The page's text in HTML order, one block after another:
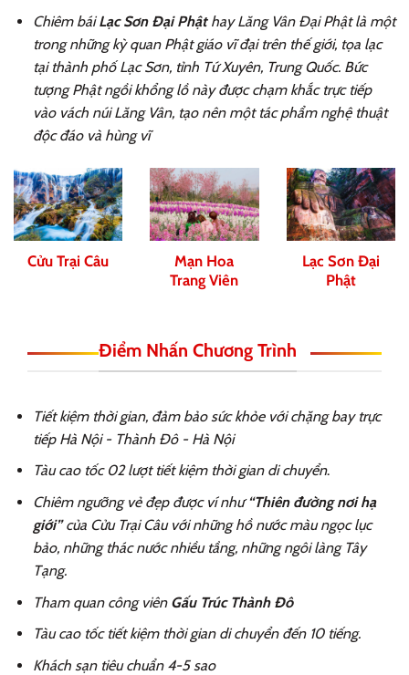
Chiêm báiLạc Sơn Đại Phậthay Lăng Vân Đại Phật là một
trong những kỳ quan Phật giáo vĩ đại trên thế giới, tọa lạc
tại thành phố Lạc Sơn, tỉnh Tứ Xuyên, Trung Quốc. Bức
tượng Phật ngồi khổng lồ này được chạm khắc trực tiếp
vào vách núi Lăng Vân, tạo nên một tác phẩm nghệ thuật
độc đáo và hùng vĩ
Cửu Trại Câu
Mạn Hoa
Trang Viên
Lạc Sơn Đại
Phật
Điểm Nhấn Chương Trình
Tiết kiệm thời gian, đảm bảo sức khỏe với chặng bay trực
tiếp Hà Nội - Thành Đô - Hà Nội
Tàu cao tốc 02 lượt tiết kiệm thời gian di chuyển.
Chiêm ngưỡng vẻ đẹp được ví như“Thiên đường nơi hạ
giới”của Cửu Trại Câu với những hồ nước màu ngọc lục
bảo, những thác nước nhiều tầng, những ngôi làng Tây
Tạng.
Tham quan công viên Gấu Trúc Thành Đô
Tàu cao tốc tiết kiệm thời gian di chuyển đến 10 tiếng.
Khách sạn tiêu chuẩn 4-5 sao